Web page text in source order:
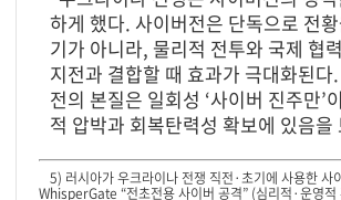
하게 했다. 사이버전은 단독으로 전
기가 아니라, 물리적 전투와 국제 협
지전과 결합할 때 효과가 극대화된다
전의 본질은 일회성 ‘사이버 진주만’
적 압박과 회복탄력성 확보에 있음을
5) 러시아가 우크라이나 전쟁 직전·초기에 사용한 사
WhisperGate “전초전용 사이버 공격” (심리적·운영적